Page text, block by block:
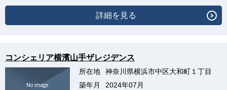
詳細を見る
コンシェリア横濱山手ザレジデンス
所在地
神奈川県横浜市中区大和町１丁目
築年月
2024年07月